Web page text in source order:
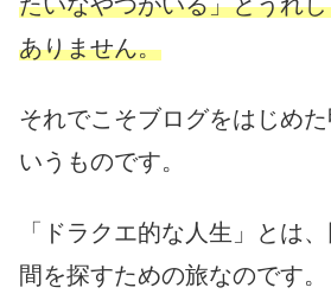
ありません。
それでこそブログをはじめ
いうものです。
「ドラクエ的な人生」とは
間を探すための旅なのです。